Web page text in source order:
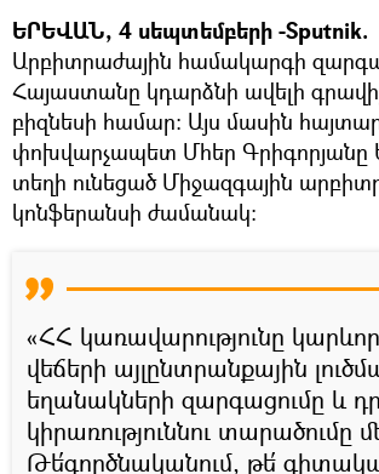
ԵՐԵՎԱՆ, 4 սեպտեմբերի -Sputnik.
Արբիտրաժային համակարգի
Հայաստանը կդարձնի ավելի
բիզնեսի համար: Այս մասին
փոխվարչապետ Մհեր Գրիգորյանը
տեղի ունեցած Միջազգային
կոնֆերանսի ժամանակ։
«ՀՀ կառավարությունը
վեճերի այլընտրանքային
եղանակների զարգացումը և
կիրառություննու տարածումը
Թե՛գործնականում, թե՛